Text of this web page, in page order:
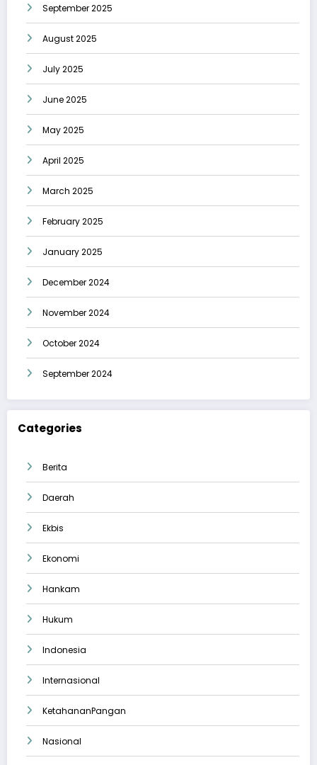
September 2025
August 2025
July 2025
June 2025
May 2025
April 2025
March 2025
February 2025
January 2025
December 2024
November 2024
October 2024
September 2024
Categories
Berita
Daerah
Ekbis
Ekonomi
Hankam
Hukum
Indonesia
Internasional
KetahananPangan
Nasional